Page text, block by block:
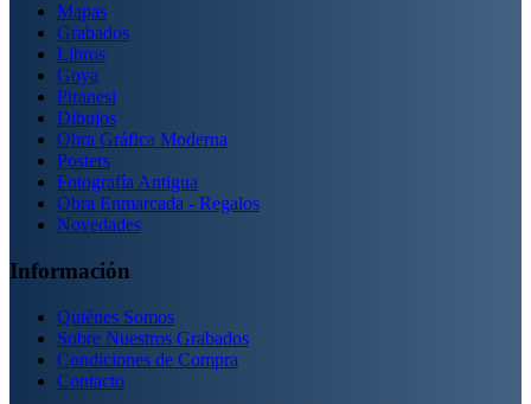
Mapas
Grabados
Libros
Goya
Piranesi
Dibujos
Obra Gráfica Moderna
Posters
Fotografía Antigua
Obra Enmarcada - Regalos
Novedades
Información
Quiénes Somos
Sobre Nuestros Grabados
Condiciones de Compra
Contacto